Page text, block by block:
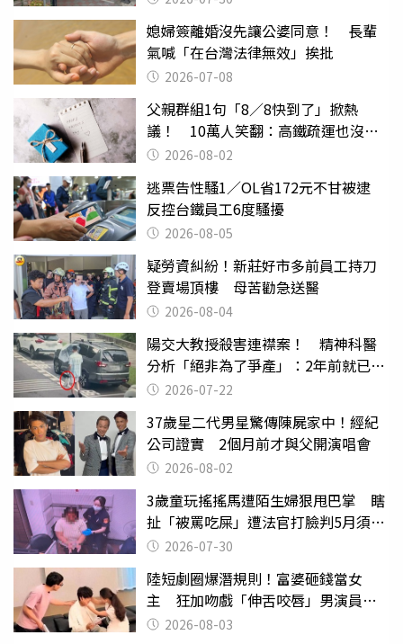
媳婦簽離婚沒先讓公婆同意！ 長輩
氣喊「在台灣法律無效」挨批
2026-07-08
父親群組1句「8／8快到了」掀熱
議！ 10萬人笑翻：高鐵疏運也沒列
父親節
2026-08-02
逃票告性騷1／OL省172元不甘被逮
反控台鐵員工6度騷擾
2026-08-05
疑勞資糾紛！新莊好市多前員工持刀
登賣場頂樓 母苦勸急送醫
2026-08-04
陽交大教授殺害連襟案！ 精神科醫
分析「絕非為了爭產」：2年前就已言
行詭異
2026-07-22
37歲星二代男星驚傳陳屍家中！經紀
公司證實 2個月前才與父開演唱會
2026-08-02
3歲童玩搖搖馬遭陌生婦狠甩巴掌 瞎
扯「被罵吃屎」遭法官打臉判5月須入
監 2026-07-30
陸短劇圈爆潛規則！富婆砸錢當女
主 狂加吻戲「伸舌咬唇」男演員崩
潰 2026-08-03